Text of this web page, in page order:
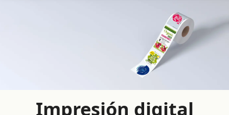
Impresión digital